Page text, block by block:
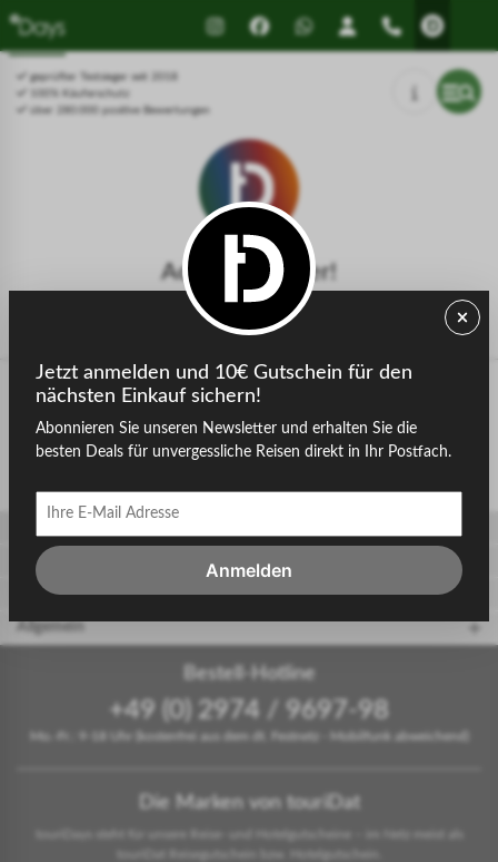
Drücken Sie Alt+1 für den
Bildschirmlesemodus, Alt+0 zum
Abbrechen
Leitfaden für barrierefreie
Bildschirmlesegeräte, Feedback
und Fehlerberichte | Neues
Fenstergeprüfter Testsieger seit 2018
100% Käuferschutz
über 280.000 positive Bewertungen
Achtung, Fehler!
Die gesuchte Seite konnte nicht gefunden werden.
zurück zur Startseite
Gastgeber
touriDat Reiseblog
Allgemein
Bestell-Hotline
+49 (0) 2974 / 9697-98
Mo.-Fr.: 9-18 Uhr (kostenfrei aus dem dt. Festnetz - Mobilfunk abweichend)
Die Marken von touriDat
touriDays steht für unsere Reise- und Hotelgutscheine – im Netz meist als
touriDat Reisegutschein bzw. Hotelgutschein.
Jetzt anmelden und 10€ Gutschein für den
nächsten Einkauf sichern!
Abonnieren Sie unseren Newsletter und erhalten Sie die
besten Deals für unvergessliche Reisen direkt in Ihr Postfach.
Anmelden